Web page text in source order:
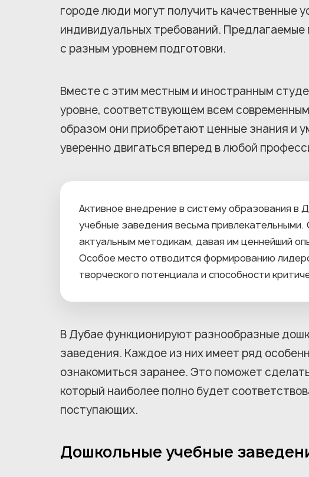
городе люди могут получить качественные
индивидуальных требований.
с разным уровнем подготовки.
Вместе с этим местным и иностранным
уровне, соответствующем всем
образом они приобретают ценные знания и
уверенно двигаться вперед в любой
Активное внедрение в систему образования в
учебные заведения весьма
актуальным методикам, давая им ценнейший
Особое место отводится формированию
творческого потенциала и способности
В Дубае функционируют разнообразные
заведения. Каждое из них имеет ряд
ознакомиться заранее. Это поможет
который наиболее полно будет
поступающих.
Дошкольные учебные